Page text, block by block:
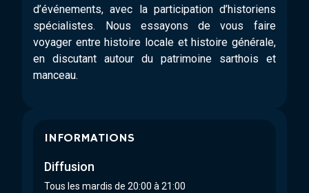
d’événements, avec la participation d’historiens
spécialistes. Nous essayons de vous faire
voyager entre histoire locale et histoire générale,
en discutant autour du patrimoine sarthois et
manceau.
INFORMATIONS
Diffusion
Tous les mardis de 20:00 à 21:00